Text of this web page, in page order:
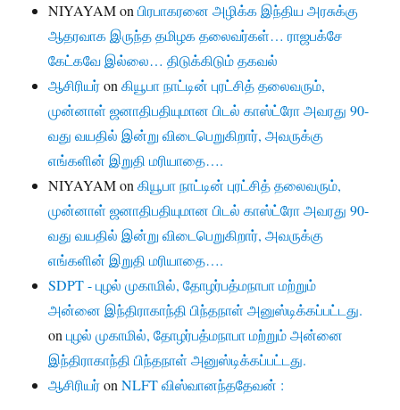
NIYAYAMonபிரபாகரனை அழிக்க இந்திய அரசுக்கு
ஆதரவாக இருந்த தமிழக தலைவர்கள்… ராஜபக்சே
கேட்கவே இல்லை… திடுக்கிடும் தகவல்
ஆசிரியர்onகியூபா நாட்டின் புரட்சித் தலைவரும்,
முன்னாள் ஜனாதிபதியுமான பிடல் காஸ்ட்ரோ அவரது 90-
வது வயதில் இன்று விடைபெறுகிறார், அவருக்கு
எங்களின் இறுதி மரியாதை….
NIYAYAMonகியூபா நாட்டின் புரட்சித் தலைவரும்,
முன்னாள் ஜனாதிபதியுமான பிடல் காஸ்ட்ரோ அவரது 90-
வது வயதில் இன்று விடைபெறுகிறார், அவருக்கு
எங்களின் இறுதி மரியாதை….
SDPT - புழல் முகாமில், தோழர்பத்மநாபா மற்றும்
அன்னை இந்திராகாந்தி பிந்தநாள் அனுஸ்டிக்கப்பட்டது.
onபுழல் முகாமில், தோழர்பத்மநாபா மற்றும் அன்னை
இந்திராகாந்தி பிந்தநாள் அனுஸ்டிக்கப்பட்டது.
ஆசிரியர்onNLFT விஸ்வானந்ததேவன் :